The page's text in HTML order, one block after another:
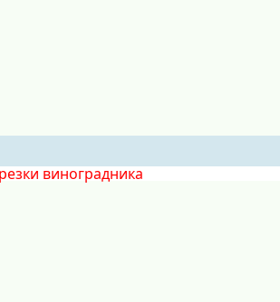
виноградника